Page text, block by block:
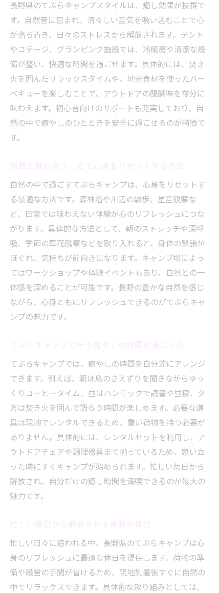
長野県のてぶらキャンプスタイルは、癒し効果が抜群で
す。自然音に包まれ、清々しい空気を吸い込むことで心
が落ち着き、日々のストレスから解放されます。テント
やコテージ、グランピング施設では、冷暖房や清潔な設
備が整い、快適な時間を過ごせます。具体的には、焚き
火を囲んだリラックスタイムや、地元食材を使ったバー
ベキューを楽しむことで、アウトドアの醍醐味を存分に
味わえます。初心者向けのサポートも充実しており、自
然の中で癒やしのひとときを安全に過ごせるのが特徴で
す。
自然の中で過ごすてぶらキャンプは、心身をリセットす
る最適な方法です。森林浴や川辺の散歩、星空観察な
ど、日常では味わえない体験が心のリフレッシュにつな
がります。具体的な方法として、朝のストレッチや深呼
吸、季節の草花観察などを取り入れると、身体の緊張が
ほぐれ、気持ちが前向きになります。キャンプ場によっ
てはワークショップや体験イベントもあり、自然との一
体感を深めることが可能です。長野の豊かな自然を感じ
ながら、心身ともにリフレッシュできるのがてぶらキャ
ンプの魅力です。
てぶらキャンプでは、癒やしの時間を自分流にアレンジ
できます。例えば、朝は鳥のさえずりを聞きながらゆっ
くりコーヒータイム、昼はハンモックで読書や昼寝、夕
方は焚き火を囲んで語らう時間が楽しめます。必要な道
具は現地でレンタルできるため、重い荷物を持つ必要が
ありません。具体的には、レンタルセットを利用し、ア
ウトドアチェアや調理器具まで揃っているため、思い立
った時にすぐキャンプが始められます。忙しい毎日から
解放され、自分だけの癒し時間を満喫できるのが最大の
魅力です。
忙しい日々に追われる中、長野県のてぶらキャンプは心
身のリフレッシュに最適な休日を提供します。荷物の準
備や設営の手間が省けるため、現地到着後すぐに自然の
中でリラックスできます。具体的な取り組みとしては、